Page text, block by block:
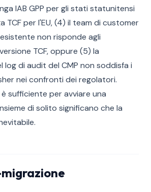
IAB GPP per gli stati statunitensi
TCF per l'EU, (4) il team di customer
non risponde agli
TCF, oppure (5) la
log di audit del CMP non soddisfa i
nei confronti dei regolatori.
sufficiente per avviare una
di solito significano che la